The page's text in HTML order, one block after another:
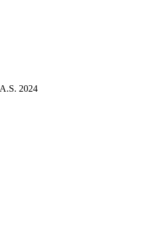
2024